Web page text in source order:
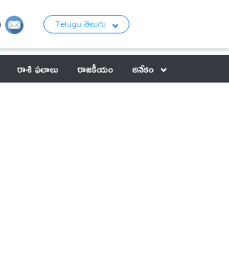
Telugu తెలుగు
రాశి ఫలాలు రాజకీయం
అనేకం